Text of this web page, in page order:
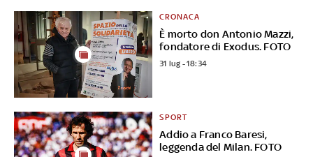
È morto don Antonio Mazzi,
fondatore di Exodus. FOTO
CRONACA
31 lug - 18:34
Addio a Franco Baresi,
leggenda del Milan. FOTO
SPORT